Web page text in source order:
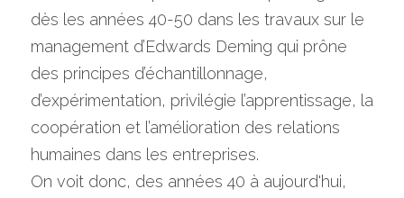
dès les années 40-50 dans les travaux sur le
management d’Edwards Deming qui prône
des principes d’échantillonnage,
d’expérimentation, privilégie l’apprentissage, la
coopération et l’amélioration des relations
humaines dans les entreprises.
On voit donc, des années 40 à aujourd'hui,